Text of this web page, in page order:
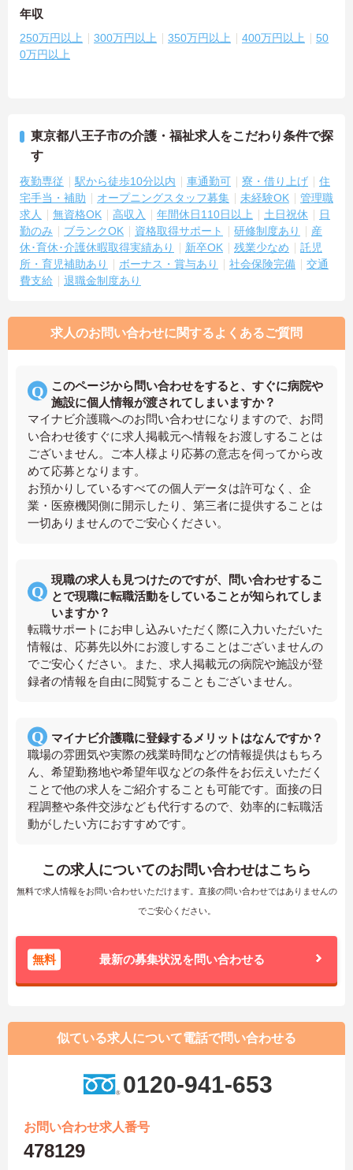
年収
250万円以上 300万円以上 350万円以上 400万円以上
50
0万円以上
東京都八王子市の介護・福祉求人をこだわり条件で探
す
夜勤専従 駅から徒歩10分以内 車通勤可 寮・借り上げ
住
宅手当・補助
オープニングスタッフ募集 未経験OK
管理職
求人
無資格OK 高収入 年間休日110日以上 土日祝休
日
勤のみ
ブランクOK 資格取得サポート 研修制度あり
産
休･育休･介護休暇取得実績あり
新卒OK 残業少なめ
託児
所・育児補助あり
ボーナス・賞与あり 社会保険完備
交通
費支給
退職金制度あり
求人のお問い合わせに関するよくあるご質問
このページから問い合わせをすると、すぐに病院や
施設に個人情報が渡されてしまいますか？
マイナビ介護職へのお問い合わせになりますので、お問
い合わせ後すぐに求人掲載元へ情報をお渡しすることは
ございません。ご本人様より応募の意志を伺ってから改
めて応募となります。
お預かりしているすべての個人データは許可なく、企
業・医療機関側に開示したり、第三者に提供することは
一切ありませんのでご安心ください。
現職の求人も見つけたのですが、問い合わせするこ
とで現職に転職活動をしていることが知られてしま
いますか？
転職サポートにお申し込みいただく際に入力いただいた
情報は、応募先以外にお渡しすることはございませんの
でご安心ください。また、求人掲載元の病院や施設が登
録者の情報を自由に閲覧することもございません。
マイナビ介護職に登録するメリットはなんですか？
職場の雰囲気や実際の残業時間などの情報提供はもちろ
ん、希望勤務地や希望年収などの条件をお伝えいただく
ことで他の求人をご紹介することも可能です。面接の日
程調整や条件交渉なども代行するので、効率的に転職活
動がしたい方におすすめです。
この求人についてのお問い合わせはこちら
無料で求人情報をお問い合わせいただけます。直接の問い合わせではありませんの
でご安心ください。
無料 最新の募集状況を問い合わせる
似ている求人について電話で問い合わせる
0120-941-653
お問い合わせ求人番号
478129